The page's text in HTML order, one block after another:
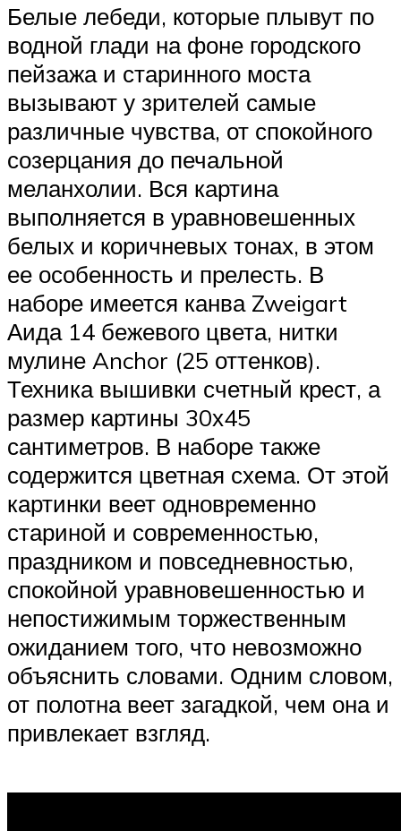
Белые лебеди, которые плывут по
водной глади на фоне городского
пейзажа и старинного моста
вызывают у зрителей самые
различные чувства, от спокойного
созерцания до печальной
меланхолии. Вся картина
выполняется в уравновешенных
белых и коричневых тонах, в этом
ее особенность и прелесть. В
наборе имеется канва Zweigart
Аида 14 бежевого цвета, нитки
мулине Anchor (25 оттенков).
Техника вышивки счетный крест, а
размер картины 30х45
сантиметров. В наборе также
содержится цветная схема. От этой
картинки веет одновременно
стариной и современностью,
праздником и повседневностью,
спокойной уравновешенностью и
непостижимым торжественным
ожиданием того, что невозможно
объяснить словами. Одним словом,
от полотна веет загадкой, чем она и
привлекает взгляд.